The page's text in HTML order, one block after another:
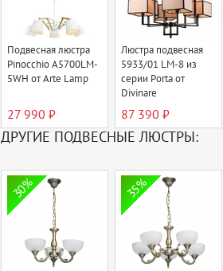
Подвесная люстра
Pinocchio A5700LM-
5WH от Arte Lamp
27 990 ₽
Люстра подвесная
5933/01 LM-8 из
серии Porta от
Divinare
87 390 ₽
ДРУГИЕ ПОДВЕСНЫЕ ЛЮСТРЫ:
30% 35%